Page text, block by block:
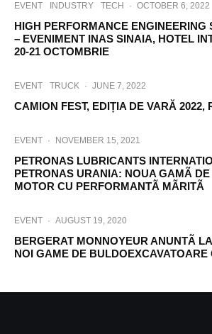
EVENT INDUSTRY TECH · OCTOBER 6, 2022
HIGH PERFORMANCE ENGINEERING
– EVENIMENT INAS SINAIA, HOTEL
20-21 OCTOMBRIE
EVENT TRUCK · JUNE 7, 2022
CAMION FEST, EDIȚIA DE VARĂ 2022,
EVENT · NOVEMBER 15, 2021
PETRONAS LUBRICANTS
PETRONAS URANIA: NOUA GAMÃ
MOTOR CU PERFORMANTÃ MÃRITÃ
EVENT · AUGUST 19, 2020
BERGERAT MONNOYEUR ANUNTÃ
NOI GAME DE BULDOEXCAVATOARE